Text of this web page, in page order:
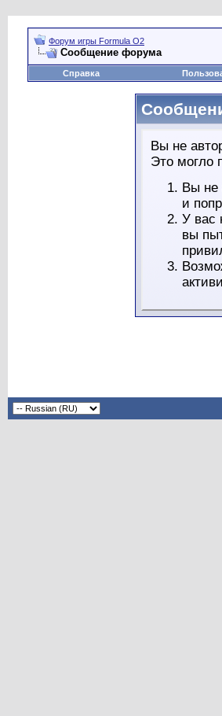
Форум игры Formula O2
Сообщение форума
Справка
Вы не
Это могло
Вы не
и
У вас
вы